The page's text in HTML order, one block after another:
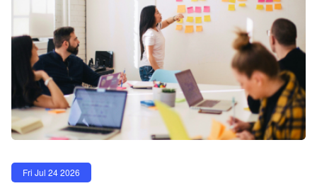
Fri Jul 24 2026